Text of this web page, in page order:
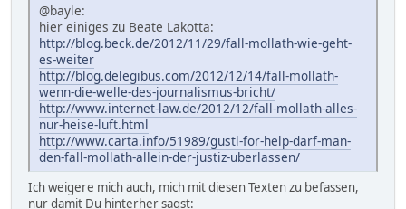
@bayle:
hier einiges zu Beate Lakotta:
http://blog.beck.de/2012/11/29/fall-mollath-wie-geht-
es-weiter
http://blog.delegibus.com/2012/12/14/fall-mollath-
wenn-die-welle-des-journalismus-bricht/
http://www.internet-law.de/2012/12/fall-mollath-alles-
nur-heise-luft.html
http://www.carta.info/51989/gustl-for-help-darf-man-
den-fall-mollath-allein-der-justiz-uberlassen/
Ich weigere mich auch, mich mit diesen Texten zu befassen,
nur damit Du hinterher sagst: